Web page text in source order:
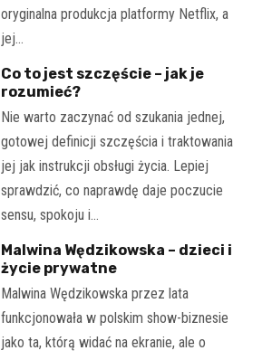
oryginalna produkcja platformy Netflix, a
jej…
Co to jest szczęście – jak je
rozumieć?
Nie warto zaczynać od szukania jednej,
gotowej definicji szczęścia i traktowania
jej jak instrukcji obsługi życia. Lepiej
sprawdzić, co naprawdę daje poczucie
sensu, spokoju i…
Malwina Wędzikowska – dzieci i
życie prywatne
Malwina Wędzikowska przez lata
funkcjonowała w polskim show-biznesie
jako ta, którą widać na ekranie, ale o